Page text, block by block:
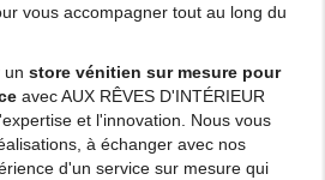
vous accompagner tout au long du
un store vénitien sur mesure pour
avec AUX RÊVES D'INTÉRIEUR
et l'innovation. Nous vous
à échanger avec nos
d'un service sur mesure qui